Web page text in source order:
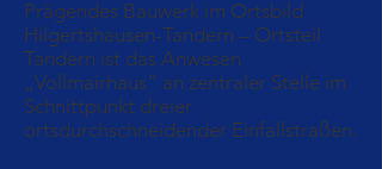
Prägendes Bauwerk im Ortsbild
Hilgertshausen-Tandern – Ortsteil
Tandern ist das Anwesen
„Vollmairhaus“ an zentraler Stelle im
Schnittpunkt dreier
ortsdurchschneidender Einfallstraßen.